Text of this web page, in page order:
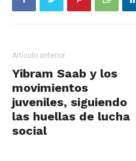
Artículo anterior
Yibram Saab y los
movimientos
juveniles, siguiendo
las huellas de lucha
social